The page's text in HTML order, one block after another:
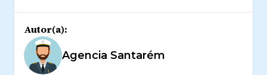
Autor(a):
Agencia Santarém